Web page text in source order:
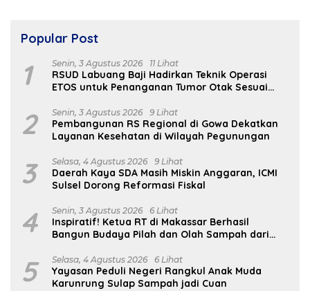
Popular Post
1 Senin, 3 Agustus 2026 11 Lihat
RSUD Labuang Baji Hadirkan Teknik Operasi
ETOS untuk Penanganan Tumor Otak Sesuai
2 Senin, 3 Agustus 2026 9 Lihat
Pembangunan RS Regional di Gowa Dekatkan
Layanan Kesehatan di Wilayah Pegunungan
3 Selasa, 4 Agustus 2026 9 Lihat
Daerah Kaya SDA Masih Miskin Anggaran, ICMI
Sulsel Dorong Reformasi Fiskal
4 Senin, 3 Agustus 2026 6 Lihat
Inspiratif! Ketua RT di Makassar Berhasil
Bangun Budaya Pilah dan Olah Sampah dari
5 Selasa, 4 Agustus 2026 6 Lihat
Yayasan Peduli Negeri Rangkul Anak Muda
Karunrung Sulap Sampah jadi Cuan